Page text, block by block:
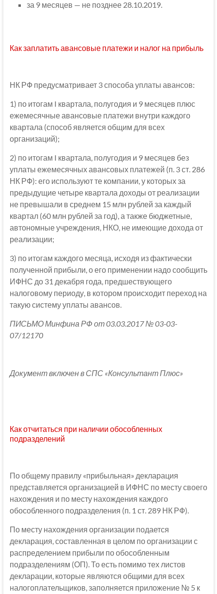
за 9 месяцев — не позднее 28.10.2019.
Как заплатить авансовые платежи и налог на прибыль
НК РФ предусматривает 3 способа уплаты авансов:
1) по итогам I квартала, полугодия и 9 месяцев плюс
ежемесячные авансовые платежи внутри каждого
квартала (способ является общим для всех
организаций);
2) по итогам I квартала, полугодия и 9 месяцев без
уплаты ежемесячных авансовых платежей (п. 3 ст. 286
НК РФ): его используют те компании, у которых за
предыдущие четыре квартала доходы от реализации
не превышали в среднем 15 млн рублей за каждый
квартал (60 млн рублей за год), а также бюджетные,
автономные учреждения, НКО, не имеющие дохода от
реализации;
3) по итогам каждого месяца, исходя из фактически
полученной прибыли, о его применении надо сообщить
ИФНС до 31 декабря года, предшествующего
налоговому периоду, в котором происходит переход на
такую систему уплаты авансов.
ПИСЬМО Минфина РФ от 03.03.2017 № 03-03-
07/12170
Документ включен в СПС «Консультант Плюс»
Как отчитаться при наличии обособленных
подразделений
По общему правилу «прибыльная» декларация
представляется организацией в ИФНС по месту своего
нахождения и по месту нахождения каждого
обособленного подразделения (п. 1 ст. 289 НК РФ).
По месту нахождения организации подается
декларация, составленная в целом по организации с
распределением прибыли по обособленным
подразделениям (ОП). То есть помимо тех листов
декларации, которые являются общими для всех
налогоплательщиков, заполняется приложение № 5 к